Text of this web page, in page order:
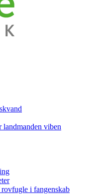
landmanden viben
i fangenskab